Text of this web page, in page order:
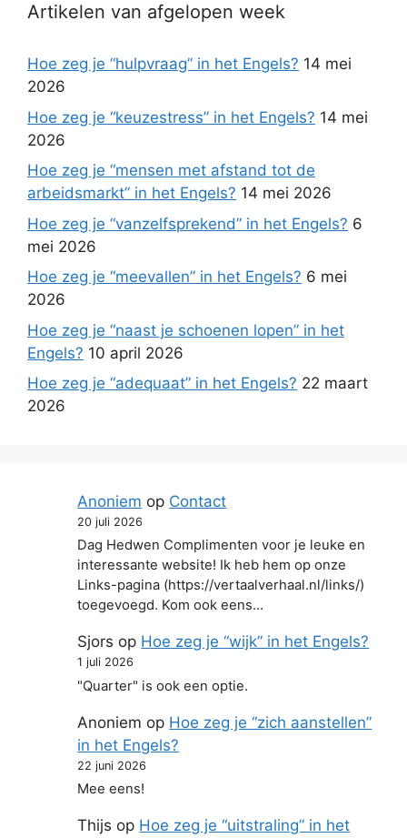
Artikelen van afgelopen week
Hoe zeg je “hulpvraag” in het Engels? 14 mei
2026
Hoe zeg je “keuzestress” in het Engels? 14 mei
2026
Hoe zeg je “mensen met afstand tot de
arbeidsmarkt” in het Engels? 14 mei 2026
Hoe zeg je “vanzelfsprekend” in het Engels? 6
mei 2026
Hoe zeg je “meevallen” in het Engels? 6 mei
2026
Hoe zeg je “naast je schoenen lopen” in het
Engels? 10 april 2026
Hoe zeg je “adequaat” in het Engels? 22 maart
2026
Anoniem op Contact
20 juli 2026
Dag Hedwen Complimenten voor je leuke en
interessante website! Ik heb hem op onze
Links-pagina (https://vertaalverhaal.nl/links/)
toegevoegd. Kom ook eens…
Sjors op Hoe zeg je “wijk” in het Engels?
1 juli 2026
"Quarter" is ook een optie.
Anoniem op Hoe zeg je “zich aanstellen”
in het Engels?
22 juni 2026
Mee eens!
Thijs op Hoe zeg je “uitstraling” in het